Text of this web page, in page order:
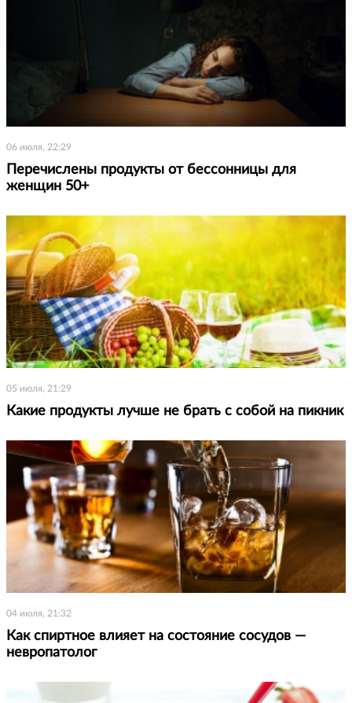
06 июля, 22:29
Перечислены продукты от бессонницы для
женщин 50+
05 июля, 21:29
Какие продукты лучше не брать с собой на пикник
04 июля, 21:32
Как спиртное влияет на состояние сосудов —
невропатолог